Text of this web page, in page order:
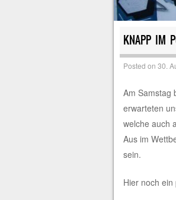
KNAPP IM
Posted on 30.
Am Samstag
erwarteten
welche auch
Aus im
sein.
Hier noch